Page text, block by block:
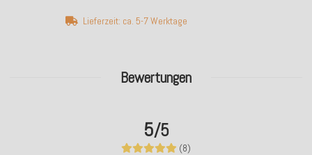
Bewertungen
5/5
(8)
Lieferzeit: ca. 5-7 Werktage